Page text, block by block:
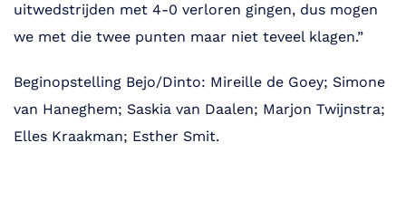
uitwedstrijden met 4-0 verloren gingen, dus mogen
we met die twee punten maar niet teveel klagen.”
Beginopstelling Bejo/Dinto: Mireille de Goey; Simone
van Haneghem; Saskia van Daalen; Marjon Twijnstra;
Elles Kraakman; Esther Smit.